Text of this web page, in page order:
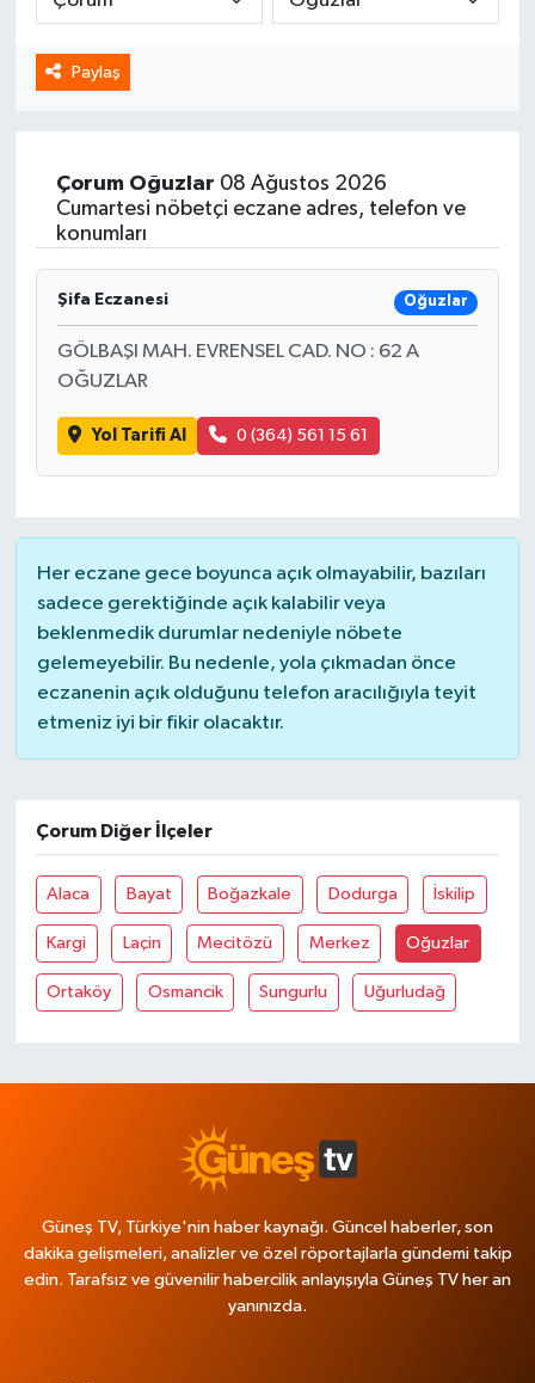
Paylaş
Çorum Oğuzlar 08 Ağustos 2026
Cumartesi nöbetçi eczane adres, telefon ve
konumları
Şifa Eczanesi Oğuzlar
GÖLBAŞI MAH. EVRENSEL CAD. NO : 62 A
OĞUZLAR
Yol Tarifi Al 0 (364) 561 15 61
Her eczane gece boyunca açık olmayabilir, bazıları
sadece gerektiğinde açık kalabilir veya
beklenmedik durumlar nedeniyle nöbete
gelemeyebilir. Bu nedenle, yola çıkmadan önce
eczanenin açık olduğunu telefon aracılığıyla teyit
etmeniz iyi bir fikir olacaktır.
Çorum Diğer İlçeler
Alaca Bayat Boğazkale Dodurga İskilip
Kargi Laçin Mecitözü Merkez Oğuzlar
Ortaköy Osmancik Sungurlu Uğurludağ
Güneş TV, Türkiye'nin haber kaynağı. Güncel haberler, son
dakika gelişmeleri, analizler ve özel röportajlarla gündemi takip
edin. Tarafsız ve güvenilir habercilik anlayışıyla Güneş TV her an
yanınızda.